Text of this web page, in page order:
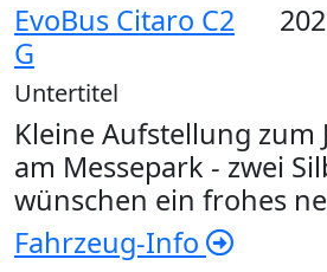
EvoBus Citaro C2
G
Untertitel
Kleine Aufstellung zum
am Messepark - zwei
wünschen ein frohes
Fahrzeug-Info